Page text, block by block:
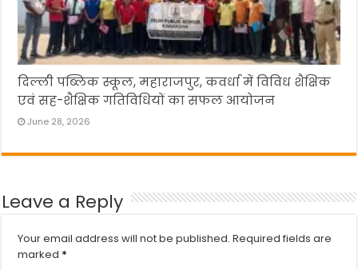
दिल्ली पब्लिक स्कूल, महाराजपुर, कवर्धा में विविध शैक्षिक
एवं सह-शैक्षिक गतिविधियों का सफल आयोजन
June 28, 2026
Leave a Reply
Your email address will not be published. Required fields are
marked *